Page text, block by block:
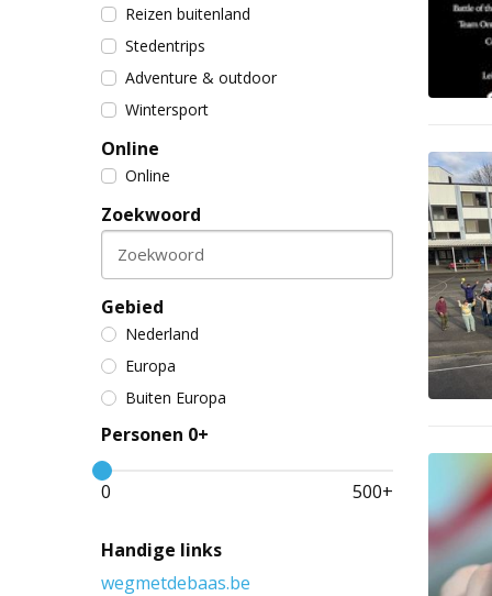
Reizen buitenland
Stedentrips
Adventure & outdoor
Wintersport
Online
Online
Zoekwoord
Zoekwoord
Gebied
Nederland
Europa
Buiten Europa
Personen 0+
0 500+
Handige links
wegmetdebaas.be